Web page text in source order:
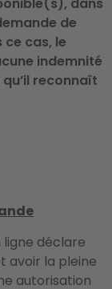
de
cas, le
indemnité
reconnaît
ligne déclare
avoir la pleine
autorisation